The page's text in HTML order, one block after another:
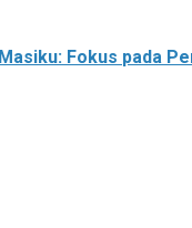
Fokus pada